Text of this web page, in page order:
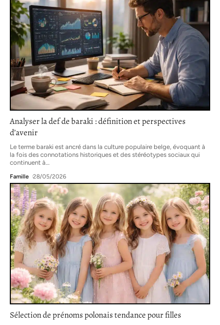
Analyser la def de baraki : définition et perspectives
d’avenir
Le terme baraki est ancré dans la culture populaire belge, évoquant à
la fois des connotations historiques et des stéréotypes sociaux qui
continuent à…
Famille 28/05/2026
Sélection de prénoms polonais tendance pour filles